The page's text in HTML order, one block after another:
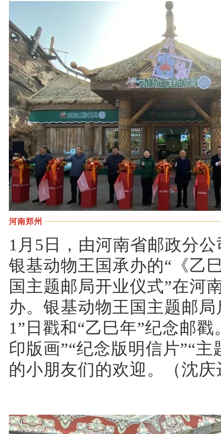
河南郑州
1月5日，由河南省邮政分
银基动物王国承办的“《乙
国主题邮局开业仪式”在河
办。银基动物王国主题邮
1”日戳和“乙巳年”纪念邮
印版画”“纪念版明信片”“
的小朋友们的欢迎。（沈庆